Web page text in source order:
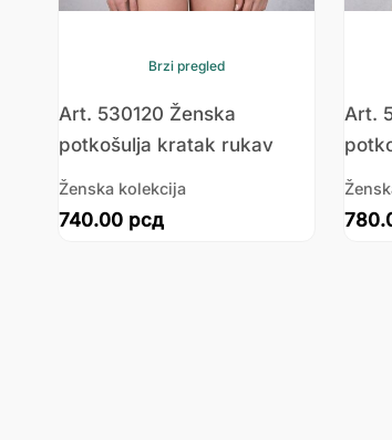
Brzi pregled
Art. 530120 Ženska
potkošulja kratak rukav
Ženska kolekcija
740.00 рсд
Art.